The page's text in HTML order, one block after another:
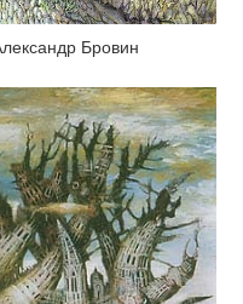
Бровин